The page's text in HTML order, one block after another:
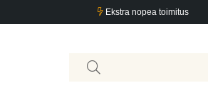
Ekstra nopea toimitus